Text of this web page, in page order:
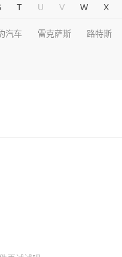
T U V W X
汽车 雷克萨斯 路特斯